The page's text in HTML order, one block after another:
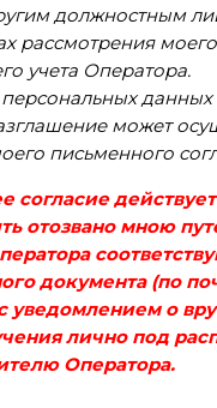
должностным
рассмотрения
учета Оператора.
может
письменного
согласие
отозвано мною
документа (по
уведомлением о
лично под
Оператора.